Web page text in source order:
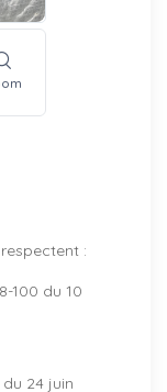
:
100 du 10
24 juin